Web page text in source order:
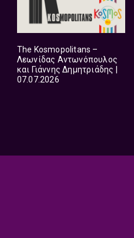
The Kosmopolitans –
Λεωνίδας Αντωνόπουλος
και Γιάννης Δημητριάδης |
07.07.2026